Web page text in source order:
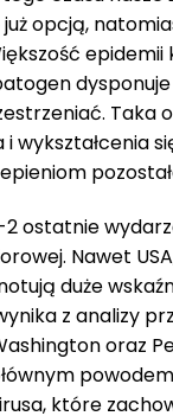
już opcją,
epidemii
Taka
wykształcenia
ostatnie
Nawet
duże
z analizy
oraz
które